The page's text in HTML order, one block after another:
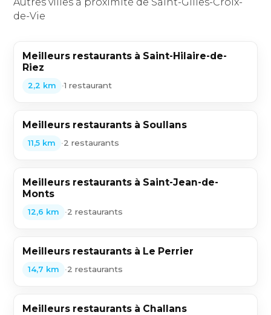
de-Vie
Meilleurs restaurants à Saint-Hilaire-de-
Riez
2,2 km •1 restaurant
Meilleurs restaurants à Soullans
11,5 km •2 restaurants
Meilleurs restaurants à Saint-Jean-de-
Monts
12,6 km •2 restaurants
Meilleurs restaurants à Le Perrier
14,7 km •2 restaurants
Meilleurs restaurants à Challans